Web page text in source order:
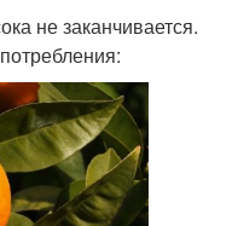
не заканчивается.